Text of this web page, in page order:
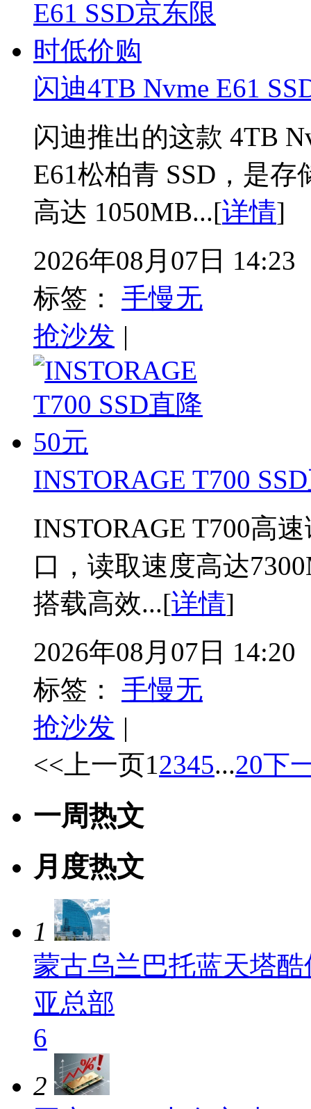
闪迪4TB Nvme E61
闪迪推出的这款 4TB
E61松柏青 SSD，是
高达 1050MB...[详情]
2026年08月07日 14:23
标签：
手慢无
抢沙发 |
INSTORAGE T700
INSTORAGE T700高
口，读取速度高达
搭载高效...[详情]
2026年08月07日 14:20
标签：
手慢无
抢沙发 |
<<上一页12345...20下
一周热文
月度热文
1
蒙古乌兰巴托蓝天塔
亚总部
6
2